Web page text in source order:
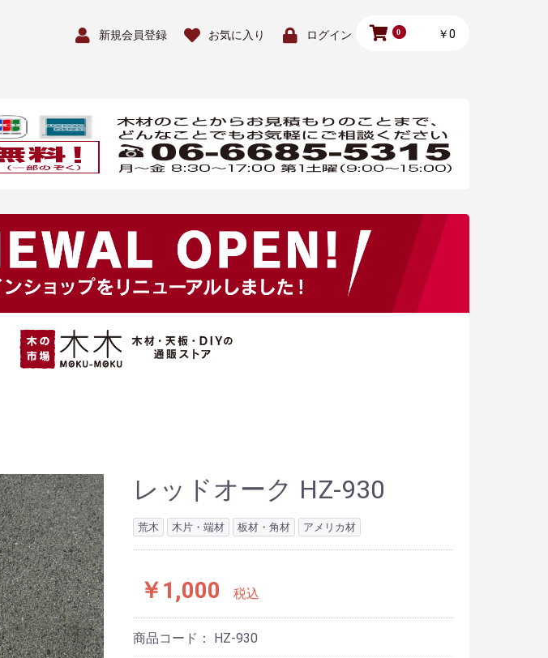
新規会員登録 お気に入り ログイン 0 ￥0
レッドオーク HZ-930
荒木 木片・端材 板材・角材 アメリカ材
￥1,000 税込
商品コード： HZ-930